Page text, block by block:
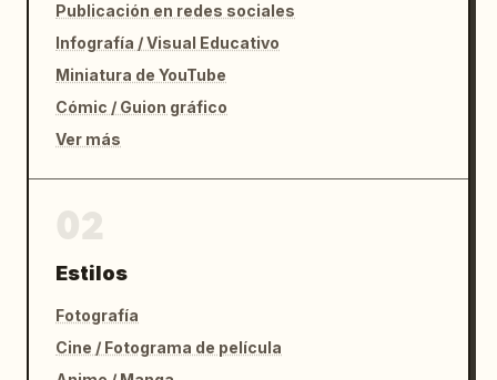
Publicación en redes sociales
Infografía / Visual Educativo
Miniatura de YouTube
Cómic / Guion gráfico
Ver más
Estilos
Fotografía
Cine / Fotograma de película